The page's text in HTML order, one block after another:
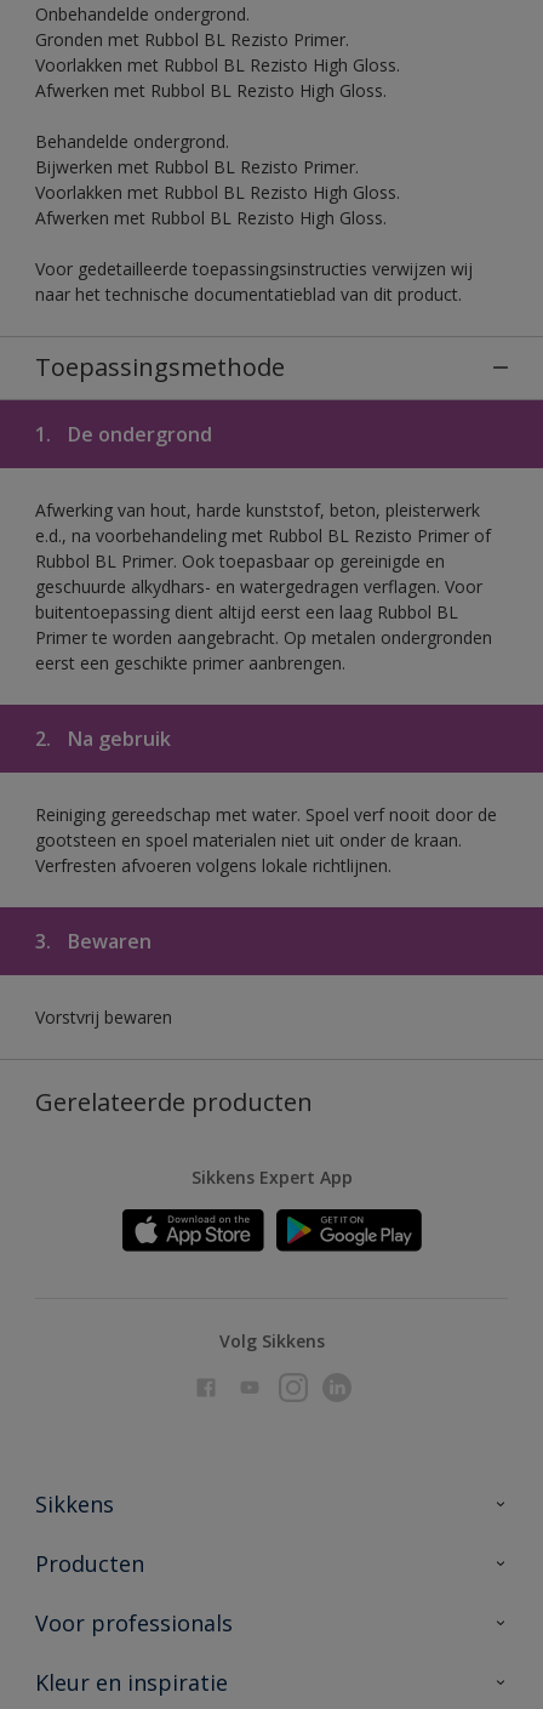
Onbehandelde ondergrond.
Gronden met Rubbol BL Rezisto Primer.
Voorlakken met Rubbol BL Rezisto High Gloss.
Afwerken met Rubbol BL Rezisto High Gloss.
Behandelde ondergrond.
Bijwerken met Rubbol BL Rezisto Primer.
Voorlakken met Rubbol BL Rezisto High Gloss.
Afwerken met Rubbol BL Rezisto High Gloss.
Voor gedetailleerde toepassingsinstructies verwijzen wij
naar het technische documentatieblad van dit product.
Toepassingsmethode
1. De ondergrond
Afwerking van hout, harde kunststof, beton, pleisterwerk
e.d., na voorbehandeling met Rubbol BL Rezisto Primer of
Rubbol BL Primer. Ook toepasbaar op gereinigde en
geschuurde alkydhars- en watergedragen verflagen. Voor
buitentoepassing dient altijd eerst een laag Rubbol BL
Primer te worden aangebracht. Op metalen ondergronden
eerst een geschikte primer aanbrengen.
2. Na gebruik
Reiniging gereedschap met water. Spoel verf nooit door de
gootsteen en spoel materialen niet uit onder de kraan.
Verfresten afvoeren volgens lokale richtlijnen.
3. Bewaren
Vorstvrij bewaren
Gerelateerde producten
Sikkens Expert App
Volg Sikkens
Sikkens
Over Sikkens
Duurzaamheid
Producten
Producten voor binnen
Vind je verkooppunt
Voor professionals
Advies & service
Kleur en inspiratie